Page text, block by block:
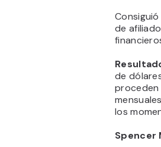
de
de
proceden
los
Spencer